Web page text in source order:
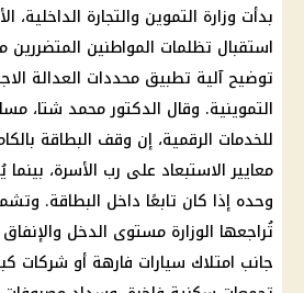
استقبال تظلمات المواطنين
توضيح آلية تطبيق محددات العدالة
التموينية. وقال الدكتور محمد شتا،
للخدمات الرقمية، إن وقف البطاقة
معايير الاستبعاد على رب الأسرة،
وحده إذا كان تابعًا داخل البطاقة.
تُراجعها الوزارة مستوى الدخل والإنفاق
جانب امتلاك سيارات فارهة أو شركات